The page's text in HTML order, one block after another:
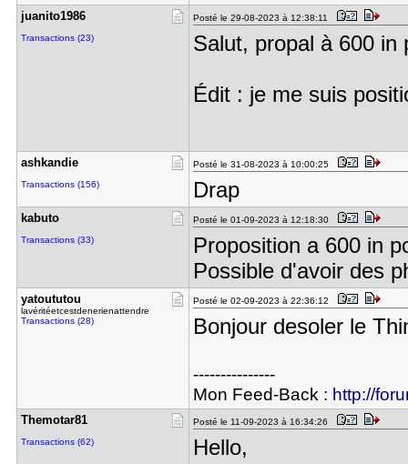
juanito198​6
Transactions (23)
Posté le 29-08-2023 à 12:38:11
Salut, propal à 600 in
Édit : je me suis
ashkandie
Transactions (156)
Posté le 31-08-2023 à 10:00:25
Drap
kabuto
Transactions (33)
Posté le 01-09-2023 à 12:18:30
Proposition a 600 in
Possible d'avoir des
yatoututou
lavéritéetcestdenerienattendre
Transactions (28)
Posté le 02-09-2023 à 22:36:12
Bonjour desoler le
---------------
Mon Feed-Back : http://
Themotar81
Transactions (62)
Posté le 11-09-2023 à 16:34:26
Hello,